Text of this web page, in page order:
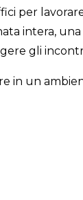
per
intera,
gli
in un